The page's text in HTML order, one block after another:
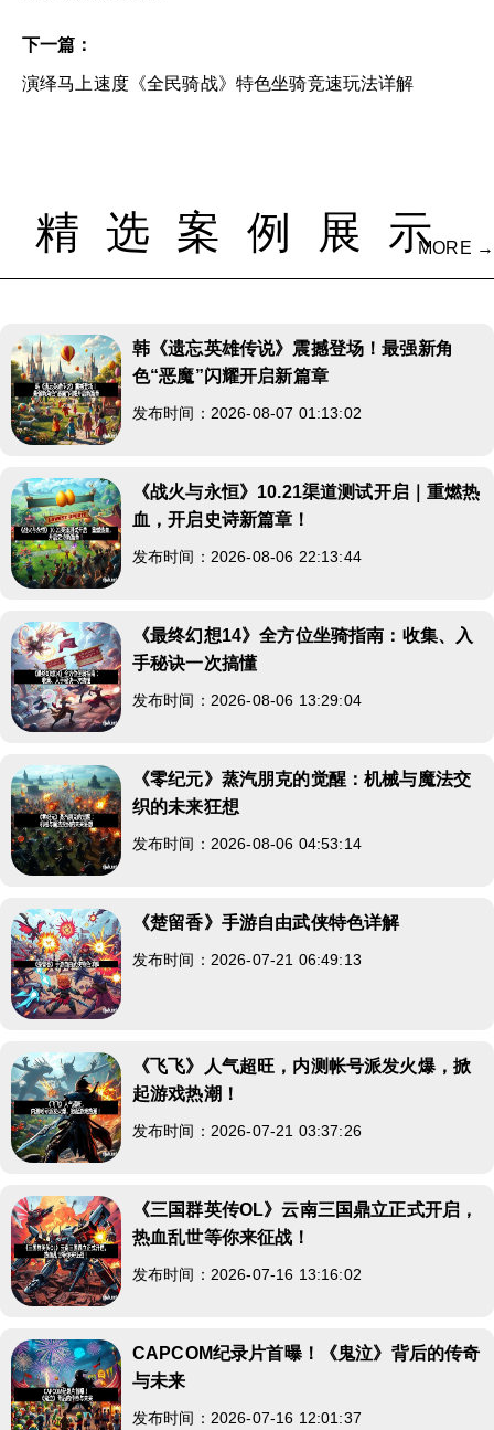
下一篇：
演绎马上速度《全民骑战》特色坐骑竞速玩法详解
精选案例展示MORE →
韩《遗忘英雄传说》震撼登场！最强新角
色“恶魔”闪耀开启新篇章
发布时间：2026-08-07 01:13:02
《战火与永恒》10.21渠道测试开启｜重燃热
血，开启史诗新篇章！
发布时间：2026-08-06 22:13:44
《最终幻想14》全方位坐骑指南：收集、入
手秘诀一次搞懂
发布时间：2026-08-06 13:29:04
《零纪元》蒸汽朋克的觉醒：机械与魔法交
织的未来狂想
发布时间：2026-08-06 04:53:14
《楚留香》手游自由武侠特色详解
发布时间：2026-07-21 06:49:13
《飞飞》人气超旺，内测帐号派发火爆，掀
起游戏热潮！
发布时间：2026-07-21 03:37:26
《三国群英传OL》云南三国鼎立正式开启，
热血乱世等你来征战！
发布时间：2026-07-16 13:16:02
CAPCOM纪录片首曝！《鬼泣》背后的传奇
与未来
发布时间：2026-07-16 12:01:37